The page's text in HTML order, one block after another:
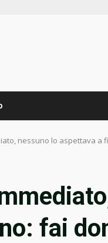
nessuno lo aspettava
fai